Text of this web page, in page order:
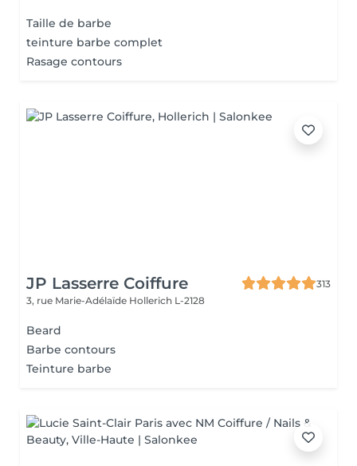
Taille de barbe
teinture barbe complet
Rasage contours
JP Lasserre Coiffure
313
3, rue Marie-Adélaïde Hollerich L-2128
Beard
Barbe contours
Teinture barbe